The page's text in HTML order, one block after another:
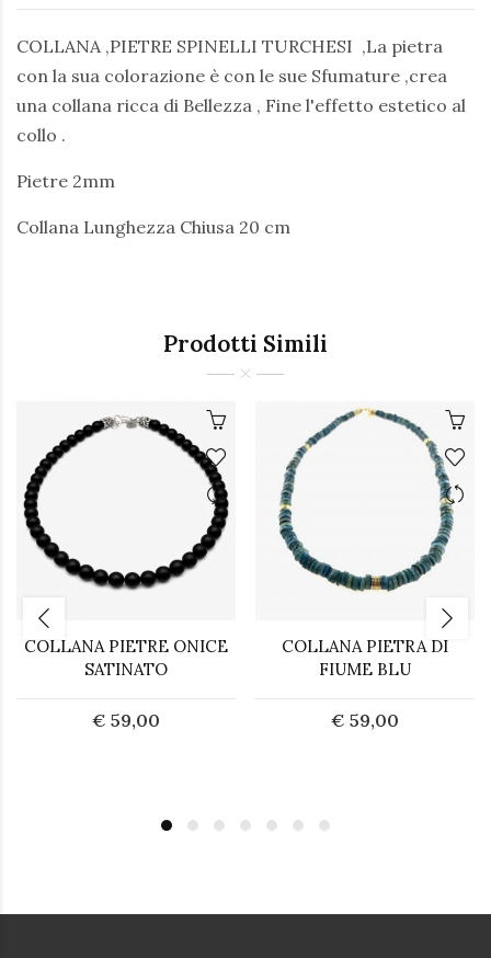
COLLANA ,PIETRE SPINELLI TURCHESI ,La pietra
con la sua colorazione è con le sue Sfumature ,crea
una collana ricca di Bellezza , Fine l'effetto estetico al
collo .
Pietre 2mm
Collana Lunghezza Chiusa 20 cm
Prodotti Simili
COLLANA PIETRE ONICE
SATINATO
€ 59,00
COLLANA PIETRA DI
FIUME BLU
€ 59,00